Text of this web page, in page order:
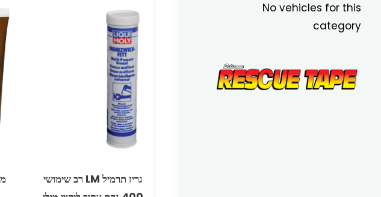
גריז תרמיל LM רב שימושי
No vehicles for this
category